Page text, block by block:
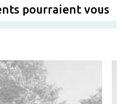
pourraient vous